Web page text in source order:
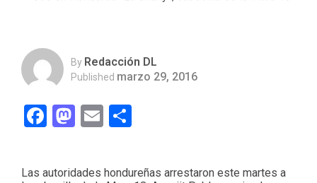
By Redacción DL
Published marzo 29, 2016
Facebook
Mastodon
Email
Las autoridades hondureñas arrestaron este martes a